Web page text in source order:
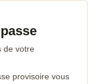
de votre
provisoire vous